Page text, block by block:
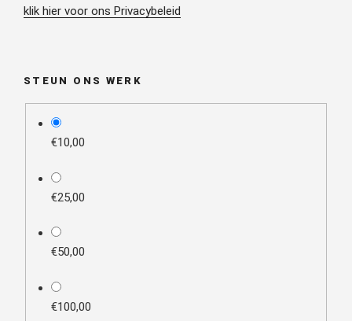
klik hier voor ons Privacybeleid
STEUN ONS WERK
plan_select
€10,00
€25,00
€50,00
€100,00